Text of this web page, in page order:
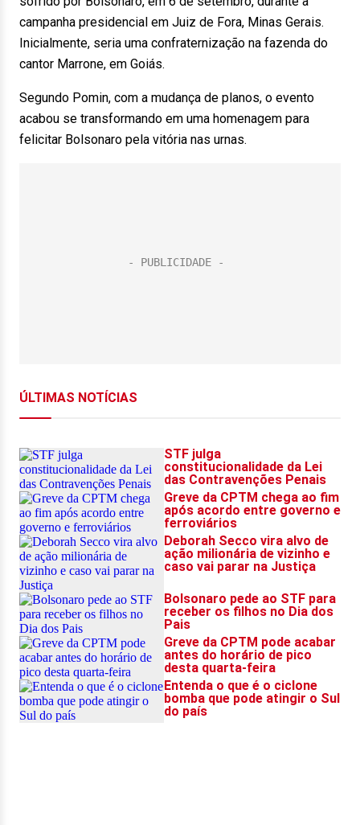
campanha presidencial em Juiz de Fora, Minas Gerais.
Inicialmente, seria uma confraternização na fazenda do
cantor Marrone, em Goiás.
Segundo Pomin, com a mudança de planos, o evento
acabou se transformando em uma homenagem para
felicitar Bolsonaro pela vitória nas urnas.